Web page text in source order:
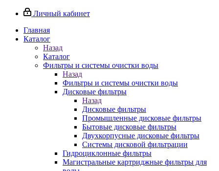
Личный кабинет
Главная
Каталог
Назад
Каталог
Фильтры и системы очистки воды
Назад
Фильтры и системы очистки воды
Дисковые фильтры
Назад
Дисковые фильтры
Промышленные дисковые фильтры
Бытовые дисковые фильтры
Двухкорпусные дисковые фильтры
Системы дисковой фильтрации
Гидроциклонные фильтры
Магистральные картриджные фильтры для